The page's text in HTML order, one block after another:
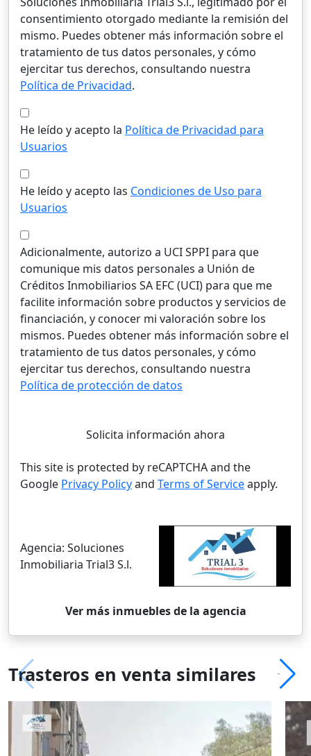
consentimiento otorgado mediante la remisión del
mismo. Puedes obtener más información sobre el
tratamiento de tus datos personales, y cómo
ejercitar tus derechos, consultando nuestra
Política de Privacidad.
He leído y acepto la Política de Privacidad para
Usuarios
He leído y acepto las Condiciones de Uso para
Usuarios
Adicionalmente, autorizo a UCI SPPI para que
comunique mis datos personales a Unión de
Créditos Inmobiliarios SA EFC (UCI) para que me
facilite información sobre productos y servicios de
financiación, y conocer mi valoración sobre los
mismos. Puedes obtener más información sobre el
tratamiento de tus datos personales, y cómo
ejercitar tus derechos, consultando nuestra
Política de protección de datos
Solicita información ahora
This site is protected by reCAPTCHA and the
Google Privacy Policyand Terms of Serviceapply.
Agencia: Soluciones
Inmobiliaria Trial3 S.l.
Ver más inmuebles de la agencia
Trasteros en venta similares